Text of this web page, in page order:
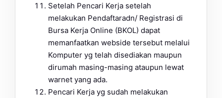
Setelah Pencari Kerja setelah
melakukan Pendaftaradn/ Registrasi di
Bursa Kerja Online (BKOL) dapat
memanfaatkan webside tersebut melalui
Komputer yg telah disediakan maupun
dirumah masing-masing ataupun lewat
warnet yang ada.
Pencari Kerja yg sudah melakukan